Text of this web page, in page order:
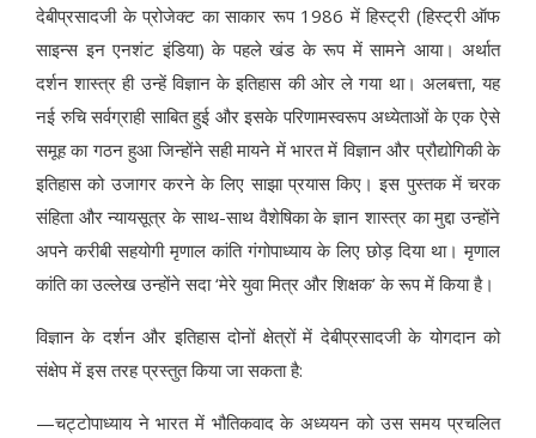
देबीप्रसादजी के प्रोजेक्ट का साकार रूप 1986 में हिस्ट्री (हिस्ट्री ऑफ
साइन्स इन एनशंट इंडिया) के पहले खंड के रूप में सामने आया। अर्थात
दर्शन शास्त्र ही उन्हें विज्ञान के इतिहास की ओर ले गया था। अलबत्ता, यह
नई रुचि सर्वग्राही साबित हुई और इसके परिणामस्वरूप अध्येताओं के एक ऐसे
समूह का गठन हुआ जिन्होंने सही मायने में भारत में विज्ञान और प्रौद्योगिकी के
इतिहास को उजागर करने के लिए साझा प्रयास किए। इस पुस्तक में चरक
संहिता और न्यायसूत्र के साथ-साथ वैशेषिका के ज्ञान शास्त्र का मुद्दा उन्होंने
अपने करीबी सहयोगी मृणाल कांति गंगोपाध्याय के लिए छोड़ दिया था। मृणाल
कांति का उल्लेख उन्होंने सदा ‘मेरे युवा मित्र और शिक्षक’ के रूप में किया है।
विज्ञान के दर्शन और इतिहास दोनों क्षेत्रों में देबीप्रसादजी के योगदान को
संक्षेप में इस तरह प्रस्तुत किया जा सकता है:
—चट्टोपाध्याय ने भारत में भौतिकवाद के अध्ययन को उस समय प्रचलित